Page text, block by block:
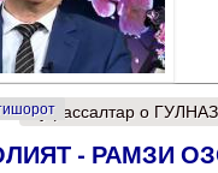
Муфассалтар о
- РАМЗИ